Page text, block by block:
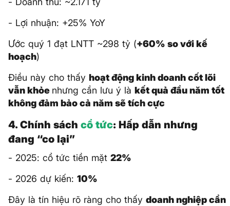
- Lợi nhuận: +25% YoY
Ước quý 1 đạt LNTT ~298 tỷ (+60% so với kế
hoạch)
Điều này cho thấy hoạt động kinh doanh cốt lõi
vẫn khỏe nhưng cần lưu ý là kết quả đầu năm tốt
không đảm bảo cả năm sẽ tích cực
4. Chính sách cổ tức: Hấp dẫn nhưng
đang “co lại”
- 2025: cổ tức tiền mặt 22%
- 2026 dự kiến: 10%
Đây là tín hiệu rõ ràng cho thấy doanh nghiệp cần